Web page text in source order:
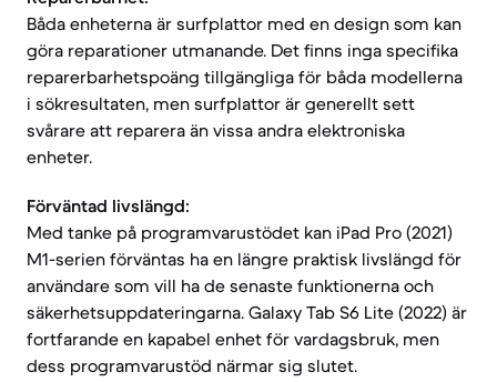
Båda enheterna är surfplattor med en design som kan
göra reparationer utmanande. Det finns inga specifika
reparerbarhetspoäng tillgängliga för båda modellerna
i sökresultaten, men surfplattor är generellt sett
svårare att reparera än vissa andra elektroniska
enheter.
Förväntad livslängd:
Med tanke på programvarustödet kan iPad Pro (2021)
M1-serien förväntas ha en längre praktisk livslängd för
användare som vill ha de senaste funktionerna och
säkerhetsuppdateringarna. Galaxy Tab S6 Lite (2022) är
fortfarande en kapabel enhet för vardagsbruk, men
dess programvarustöd närmar sig slutet.